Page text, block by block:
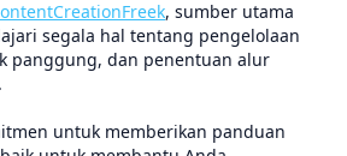
, sumber utama
segala hal tentang pengelolaan
panggung, dan penentuan alur
untuk memberikan panduan